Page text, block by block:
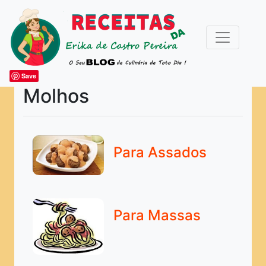
Save
ARTIGOS DIVERSOS
ESPECIAIS
Acompanhamentos
Bolos e Festa
Caldas e Coulis
Canapés e Petiscos
Molhos
Para Assados
Para Massas